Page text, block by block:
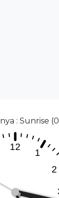
: Sunrise